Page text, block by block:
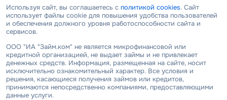
Используя сайт, вы соглашаетесь с политикой cookies. Сайт
использует файлы cookie для повышения удобства пользователей
и обеспечения должного уровня работоспособности сайта и
сервисов.
ООО "ИА "Займ.ком" не является микрофинансовой или
кредитной организацией, не выдает займы и не привлекает
денежных средств. Информация, размещенная на сайте, носит
исключительно ознакомительный характер. Все условия и
решения, касающиеся получения займов или кредитов,
принимаются непосредственно компаниями, предоставляющими
данные услуги.